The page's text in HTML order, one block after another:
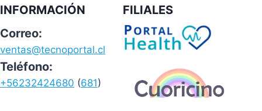
INFORMACIÓN
Correo:
ventas@tecnoportal.cl
Teléfono:
+56232424680 (681)
FILIALES